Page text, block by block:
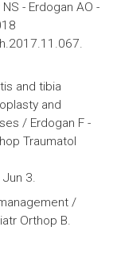
- Erdogan AO -
and tibia
and
/ Erdogan F -
Traumatol
3.
/
Orthop B.